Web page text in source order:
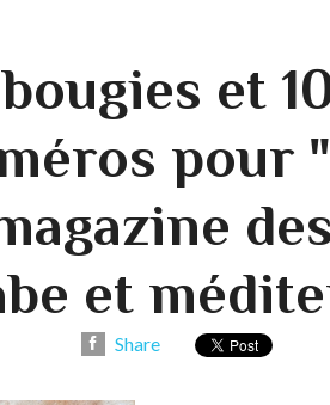
et
pour
et
Share